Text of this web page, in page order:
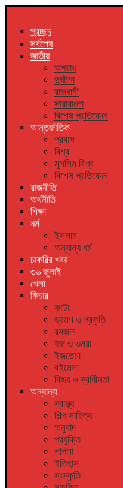
প্রচ্ছদ
সর্বশেষ
জাতীয়
অপরাধ
দুর্ঘটনা
রাজধানী
সারাবাংলা
বিশেষ প্রতিবেদন
আন্তর্জাতিক
প্রবাস
বিশ্ব
মুসলিম বিশ্ব
বিশেষ প্রতিবেদন
রাজনীতি
অর্থনীতি
শিক্ষা
ধর্ম
ইসলাম
অন্যান্য ধর্ম
চাকরির খবর
৩৬ জুলাই
খেলা
ফিচার
ফটো
ভ্রমণ ও প্রকৃতি
রমজান
হজ ও ওমরা
ইজতেমা
বইমেলা
বিজয় ও স্বাধীনতা
অন্যান্য
স্বাস্থ্য
শিল্প সাহিত্য
অনুবাদ
প্রযুক্তি
শাপলা
ইতিহাস
সংস্কৃতি